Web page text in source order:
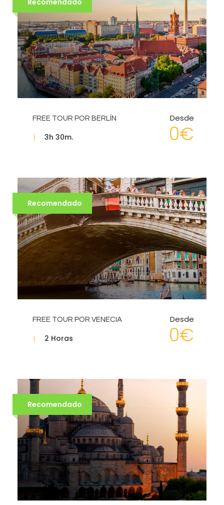
FREE TOUR POR BERLÍN Desde
0€
3h 30m.
Recomendado
FREE TOUR POR VENECIA Desde
0€
2 Horas
Recomendado